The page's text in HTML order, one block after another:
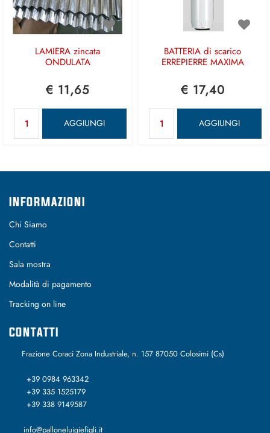
LAMIERA zincata
ONDULATA
€ 11,65
AGGIUNGI
BATTERIA di scarico
ERREPIERRE MAXIMA
€ 17,40
AGGIUNGI
INFORMAZIONI
Chi Siamo
Contatti
Sala mostra
Modalità di pagamento
Tracking on line
CONTATTI
Frazione Coraci Zona Industriale, n. 157 87050 Colosimi (Cs)
+39 0984 963342
+39 335 1525179
+39 338 9149587
info@palloneluigiefigli.it